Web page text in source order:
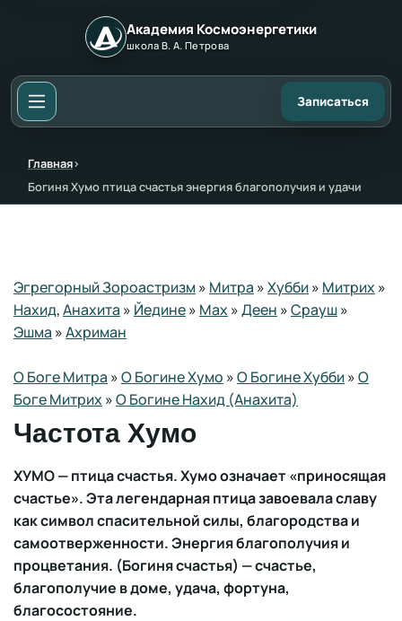
Академия Космоэнергетики
школа В. А. Петрова
Записаться
Главная›
Богиня Хумо птица счастья энергия благополучия и удачи
Эгрегорный Зороастризм» Митра »Хубби» Митрих»
Нахид,Анахита » Йедине» Мах»Деен »Срауш»
Эшма »Ахриман
О Боге Митра »О Богине Хумо »О Богине Хубби»О
Боге Митрих»О Богине Нахид (Анахита)
Частота Хумо
ХУМО — птица счастья. Хумо означает «приносящая
счастье». Эта легендарная птица завоевала славу
как символ спасительной силы, благородства и
самоотверженности. Энергия благополучия и
процветания. (Богиня счастья) — счастье,
благополучие в доме, удача, фортуна,
благосостояние.